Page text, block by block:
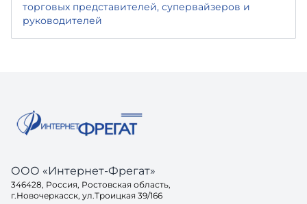
торговых представителей, супервайзеров и
руководителей
ООО «Интернет-Фрегат»
346428, Россия, Ростовская область,
г.Новочеркасск, ул.Троицкая 39/166